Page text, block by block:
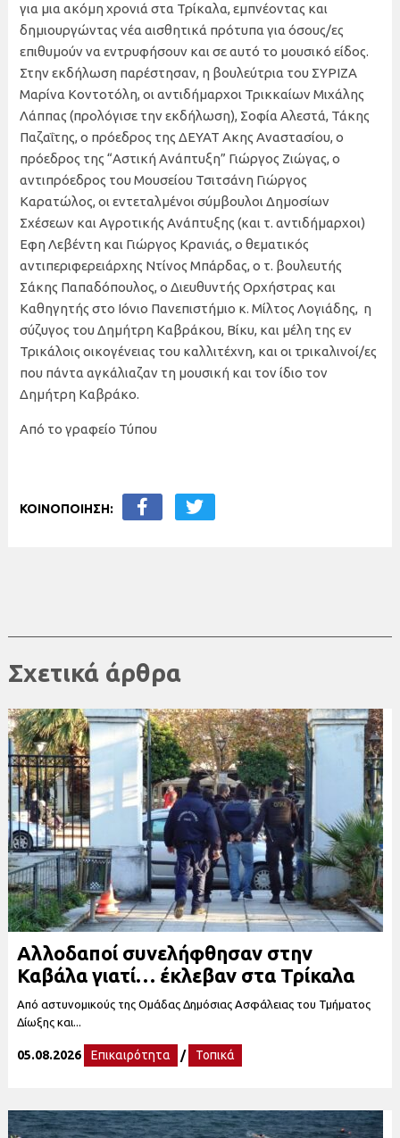
για μια ακόμη χρονιά στα Τρίκαλα, εμπνέοντας και
δημιουργώντας νέα αισθητικά πρότυπα για όσους/ες
επιθυμούν να εντρυφήσουν και σε αυτό το μουσικό είδος.
Στην εκδήλωση παρέστησαν, η βουλεύτρια του ΣΥΡΙΖΑ
Μαρίνα Κοντοτόλη, οι αντιδήμαρχοι Τρικκαίων Μιχάλης
Λάππας (προλόγισε την εκδήλωση), Σοφία Αλεστά, Τάκης
Παζαΐτης, ο πρόεδρος της ΔΕΥΑΤ Ακης Αναστασίου, ο
πρόεδρος της “Αστική Ανάπτυξη” Γιώργος Ζιώγας, ο
αντιπρόεδρος του Μουσείου Τσιτσάνη Γιώργος
Καρατώλος, οι εντεταλμένοι σύμβουλοι Δημοσίων
Σχέσεων και Αγροτικής Ανάπτυξης (και τ. αντιδήμαρχοι)
Εφη Λεβέντη και Γιώργος Κρανιάς, ο θεματικός
αντιπεριφερειάρχης Ντίνος Μπάρδας, ο τ. βουλευτής
Σάκης Παπαδόπουλος, ο Διευθυντής Ορχήστρας και
Καθηγητής στο Ιόνιο Πανεπιστήμιο κ. Μίλτος Λογιάδης, η
σύζυγος του Δημήτρη Καβράκου, Βίκυ, και μέλη της εν
Τρικάλοις οικογένειας του καλλιτέχνη, και οι τρικαλινοί/ες
που πάντα αγκάλιαζαν τη μουσική και τον ίδιο τον
Δημήτρη Καβράκο.
Από το γραφείο Τύπου
ΚΟΙΝΟΠΟΙΗΣΗ:
Σχετικά άρθρα
Αλλοδαποί συνελήφθησαν στην
Καβάλα γιατί… έκλεβαν στα Τρίκαλα
Από αστυνομικούς της Ομάδας Δημόσιας Ασφάλειας του Τμήματος
Δίωξης και...
05.08.2026 Επικαιρότητα / Τοπικά